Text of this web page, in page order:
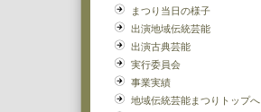
まつり当日の様子
出演地域伝統芸能
出演古典芸能
実行委員会
事業実績
地域伝統芸能まつりトップへ